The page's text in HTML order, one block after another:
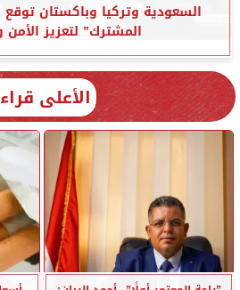
السعودية وتركيا وباكستان توقع
المشترك” لتعزيز الأمن
الأعلى